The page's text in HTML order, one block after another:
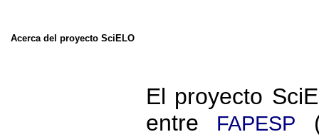
Acerca del proyecto SciELO
El proyecto
entre
FAPESP